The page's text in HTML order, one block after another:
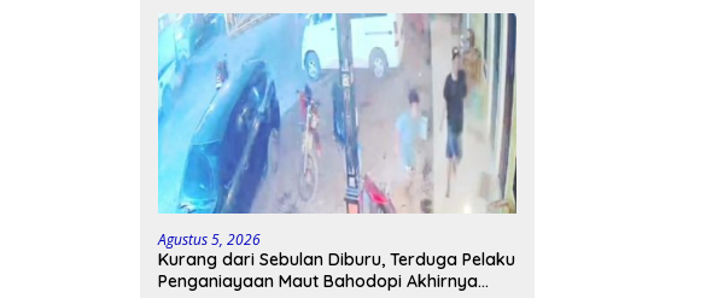
Agustus 5, 2026
Kurang dari Sebulan Diburu, Terduga Pelaku
Penganiayaan Maut Bahodopi Akhirnya